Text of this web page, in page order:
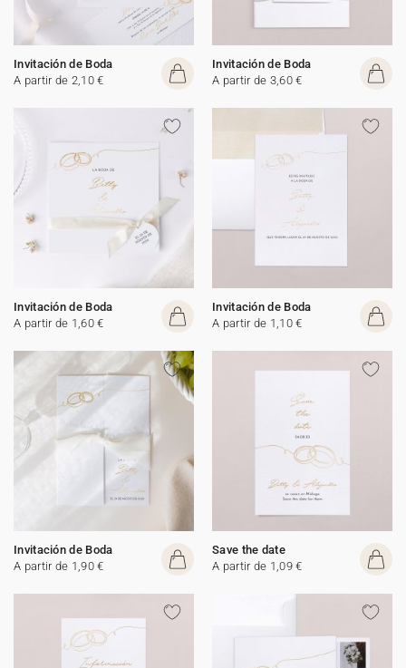
Invitación de Boda
A partir de 2,10 €
Invitación de Boda
A partir de 3,60 €
Invitación de Boda
A partir de 1,60 €
Invitación de Boda
A partir de 1,10 €
Invitación de Boda
A partir de 1,90 €
Save the date
A partir de 1,09 €